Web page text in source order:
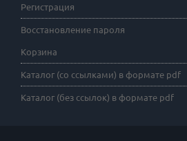
Регистрация
Восстановление пароля
Корзина
Каталог (со ссылками) в формате pdf
Каталог (без ссылок) в формате pdf